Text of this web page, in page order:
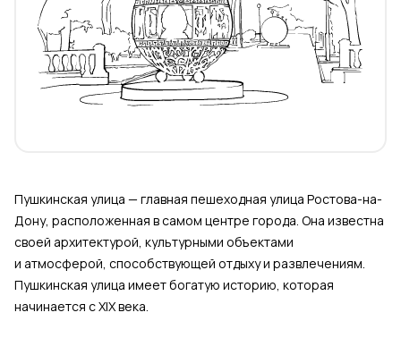
Пушкинская улица — главная пешеходная улица Ростова-на-
Дону, расположенная в самом центре города. Она известна
своей архитектурой, культурными объектами
и атмосферой, способствующей отдыху и развлечениям.
Пушкинская улица имеет богатую историю, которая
начинается с XIX века.